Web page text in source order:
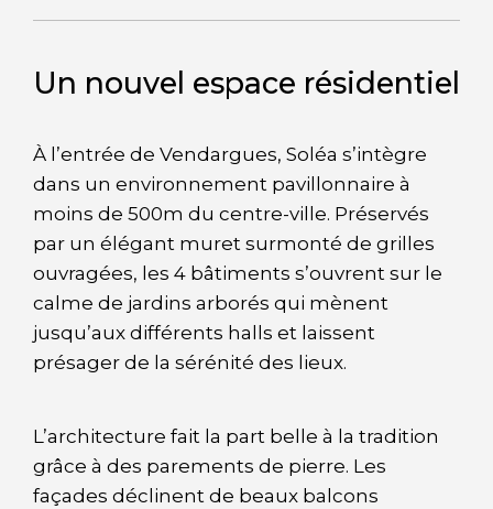
Un nouvel espace résidentiel
À l’entrée de Vendargues, Soléa s’intègre
dans un environnement pavillonnaire à
moins de 500m du centre-ville. Préservés
par un élégant muret surmonté de grilles
ouvragées, les 4 bâtiments s’ouvrent sur le
calme de jardins arborés qui mènent
jusqu’aux différents halls et laissent
présager de la sérénité des lieux.
L’architecture fait la part belle à la tradition
grâce à des parements de pierre. Les
façades déclinent de beaux balcons